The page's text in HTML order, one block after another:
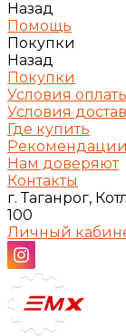
Назад
Помощь
Покупки
Назад
Покупки
Условия
Условия
Где купить
Рекомендации
Нам доверяют
Контакты
г. Таганрог,
100
Личный